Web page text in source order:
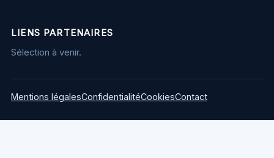
LIENS PARTENAIRES
Sélection à venir.
Mentions légalesConfidentialitéCookiesContact